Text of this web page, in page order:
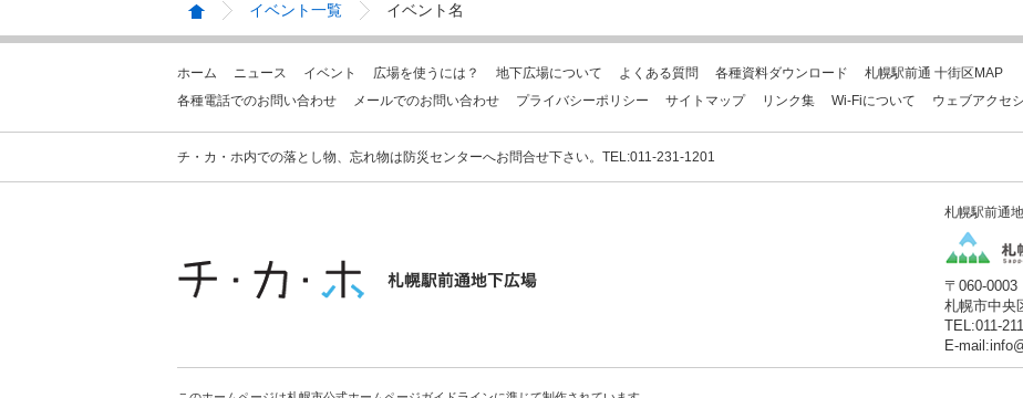
イベント一覧 イベント名
ホーム ニュース イベント 広場を使うには？ 地下広場について よくある質問 各種資料ダウンロード
札幌駅前通 十街区MAP
各種電話でのお問い合わせ
メールでのお問い合わせ プライバシーポリシー サイトマップ リンク集 Wi-Fiについて ウェブアクセ
チ・カ・ホ内での落とし物、忘れ物は防災センターへお問合せ下さい。TEL:011-231-1201
札幌駅前通
〒060-0003
札幌市中央
TEL:011-
E-